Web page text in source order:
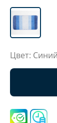
Цвет: Синий